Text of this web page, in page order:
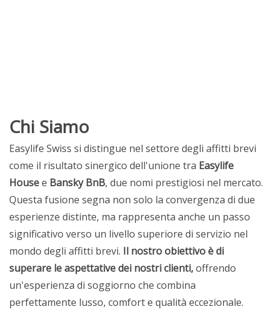
Chi Siamo
Easylife Swiss si distingue nel settore degli affitti brevi
come il risultato sinergico dell'unione tra Easylife
Housee Bansky BnB, due nomi prestigiosi nel mercato.
Questa fusione segna non solo la convergenza di due
esperienze distinte, ma rappresenta anche un passo
significativo verso un livello superiore di servizio nel
mondo degli affitti brevi. Il nostro obiettivo è di
superare le aspettative dei nostri clienti,offrendo
un'esperienza di soggiorno che combina
perfettamente lusso, comfort e qualità eccezionale.